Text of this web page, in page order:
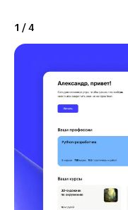
1 / 4